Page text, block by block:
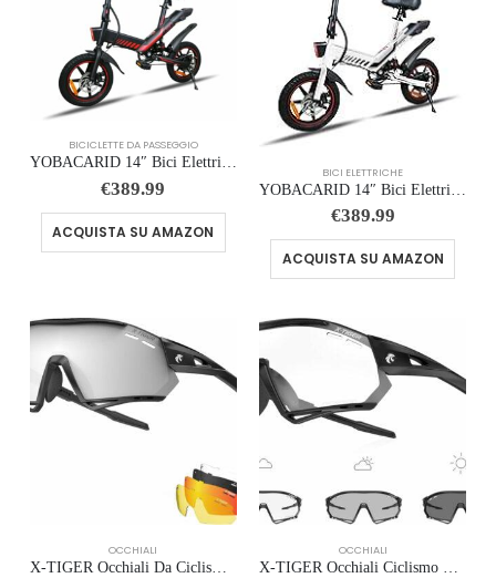
BICICLETTE DA PASSEGGIO
YOBACARID 14″ Bici Elettrica Pieghevole, 36V 6.0AH Batteria 250W Motore, Fino a 25-35km, Freni a Doppio Disco e Velocità Mass
€389.99
ACQUISTA SU AMAZON
BICI ELETTRICHE
€389.99
ACQUISTA SU AMAZON
OCCHIALI
X-TIGER Occhiali Da Ciclismo,Polarizzati per TR90 Occhiali Bici MTB Con 5 Lenti intercambiabili per Ciclismo Corsa Pesca Guid
OCCHIALI
X-TIGER Occhiali Ciclismo Fotocromatici TR90 Occhiali Da Sole Sportivi UV400 PC Lenti Trasparenti Uomo Donna Bici MTB…